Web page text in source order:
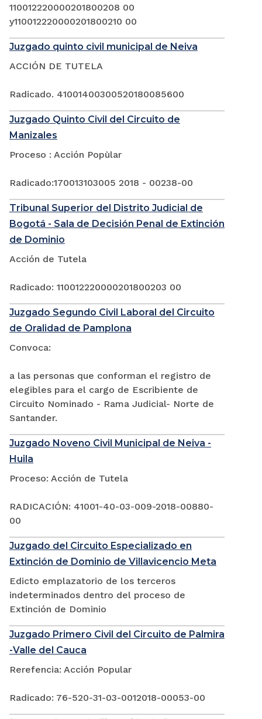
110012220000201800208 00
y110012220000201800210 00
Juzgado quinto civil municipal de Neiva
ACCIÓN DE TUTELA
Radicado. 41001400300520180085600
Juzgado Quinto Civil del Circuito de
Manizales
Proceso : Acción Popùlar
Radicado:170013103005 2018 - 00238-00
Tribunal Superior del Distrito Judicial de
Bogotá - Sala de Decisión Penal de Extinción
de Dominio
Acción de Tutela
Radicado: 110012220000201800203 00
Juzgado Segundo Civil Laboral del Circuito
de Oralidad de Pamplona
Convoca:
a las personas que conforman el registro de
elegibles para el cargo de Escribiente de
Circuito Nominado - Rama Judicial- Norte de
Santander.
Juzgado Noveno Civil Municipal de Neiva -
Huila
Proceso: Acción de Tutela
RADICACIÓN: 41001-40-03-009-2018-00880-
00
Juzgado del Circuito Especializado en
Extinción de Dominio de Villavicencio Meta
Edicto emplazatorio de los terceros
indeterminados dentro del proceso de
Extinción de Dominio
Juzgado Primero Civil del Circuito de Palmira
-Valle del Cauca
Rerefencia: Acción Popular
Radicado: 76-520-31-03-0012018-00053-00